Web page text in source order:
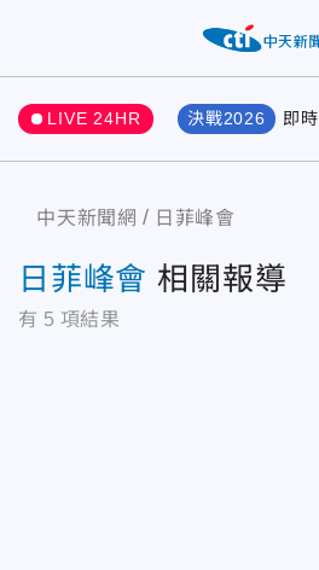
LIVE 24HR 決戰2026 即時
中天新聞網 日菲峰會
日菲峰會 相關報導
有 5 項結果